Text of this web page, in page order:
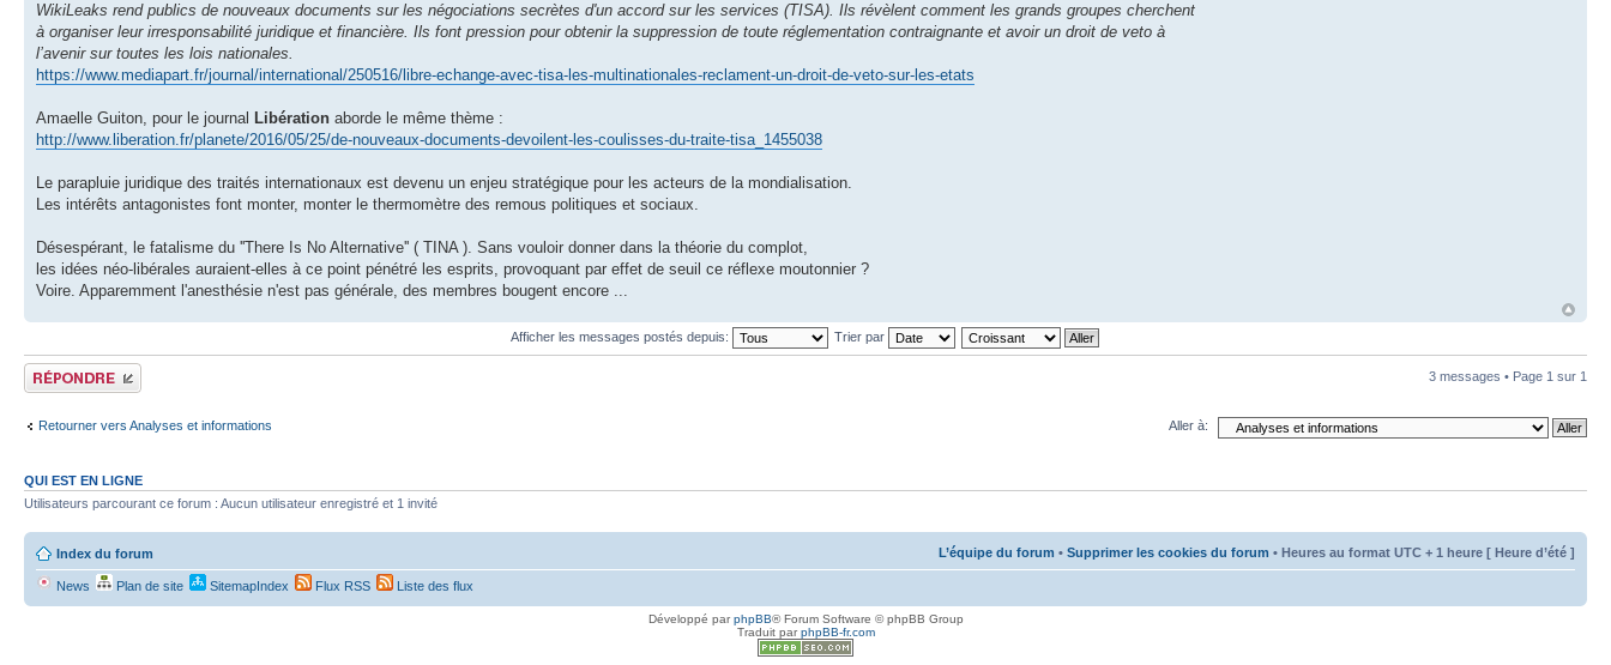
WikiLeaks rend publics de nouveaux documents sur les négociations secrètes d'un accord sur les services (TISA). Ils révèlent comment les grands groupes cherchent
à organiser leur irresponsabilité juridique et financière. Ils font pression pour obtenir la suppression de toute réglementation contraignante et avoir un droit de veto à
l’avenir sur toutes les lois nationales.
https://www.mediapart.fr/journal/international/250516/libre-echange-avec-tisa-les-multinationales-reclament-un-droit-de-veto-sur-les-etats
Amaelle Guiton, pour le journal Libération aborde le même thème :
http://www.liberation.fr/planete/2016/05/25/de-nouveaux-documents-devoilent-les-coulisses-du-traite-tisa_1455038
Le parapluie juridique des traités internationaux est devenu un enjeu stratégique pour les acteurs de la mondialisation.
Les intérêts antagonistes font monter, monter le thermomètre des remous politiques et sociaux.
Désespérant, le fatalisme du ''There Is No Alternative'' ( TINA ). Sans vouloir donner dans la théorie du complot,
les idées néo-libérales auraient-elles à ce point pénétré les esprits, provoquant par effet de seuil ce réflexe moutonnier ?
Voire. Apparemment l'anesthésie n'est pas générale, des membres bougent encore ...
Afficher les messages postés depuis: Trier par
Répondre 3 messages • Page 1 sur 1
Retourner vers Analyses et informations Aller à:
QUI EST EN LIGNE
Utilisateurs parcourant ce forum : Aucun utilisateur enregistré et 1 invité
Index du forum L’équipe du forum • Supprimer les cookies du forum • Heures au format UTC + 1 heure [ Heure d’été ]
News Plan de site SitemapIndex Flux RSS Liste des flux
Développé parphpBB® Forum Software © phpBB Group
Traduit parphpBB-fr.com